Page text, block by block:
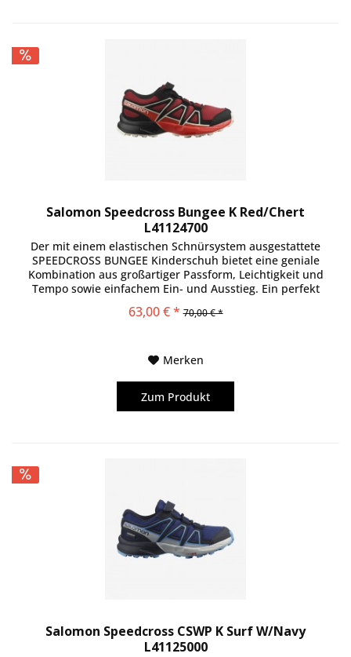
Salomon Speedcross Bungee K Red/Chert
L41124700
Der mit einem elastischen Schnürsystem ausgestattete
SPEEDCROSS BUNGEE Kinderschuh bietet eine geniale
Kombination aus großartiger Passform, Leichtigkeit und
Tempo sowie einfachem Ein- und Ausstieg. Ein perfekt
63,00 € * 70,00 € *
Merken
Zum Produkt
Salomon Speedcross CSWP K Surf W/Navy
L41125000